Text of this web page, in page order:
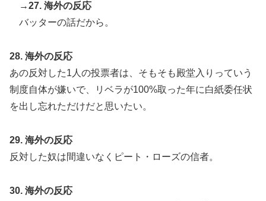
→27. 海外の反応
バッターの話だから。
28. 海外の反応
あの反対した1人の投票者は、そもそも殿堂入りっていう
制度自体が嫌いで、リベラが100%取った年に白紙委任状
を出し忘れただけだと思いたい。
29. 海外の反応
反対した奴は間違いなくピート・ローズの信者。
30. 海外の反応